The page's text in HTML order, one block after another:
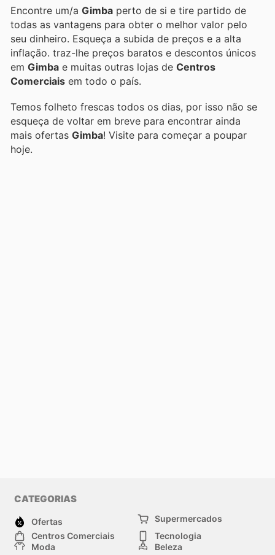
Encontre um/a Gimba perto de si e tire partido de
todas as vantagens para obter o melhor valor pelo
seu dinheiro. Esqueça a subida de preços e a alta
inflação. traz-lhe preços baratos e descontos únicos
em Gimba e muitas outras lojas de Centros
Comerciais em todo o país.
Temos folheto frescas todos os dias, por isso não se
esqueça de voltar em breve para encontrar ainda
mais ofertas Gimba ! Visite para começar a poupar
hoje.
CATEGORIAS
Ofertas
Supermercados
Centros Comerciais
Tecnologia
Moda
Beleza